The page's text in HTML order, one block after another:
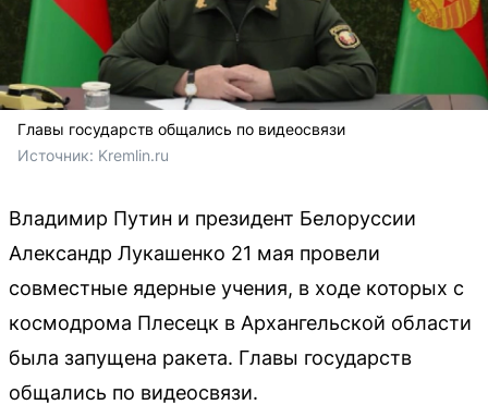
Главы государств общались по видеосвязи
Источник: Kremlin.ru
Владимир Путин и президент Белоруссии
Александр Лукашенко 21 мая провели
совместные ядерные учения, в ходе которых с
космодрома Плесецк в Архангельской области
была запущена ракета. Главы государств
общались по видеосвязи.